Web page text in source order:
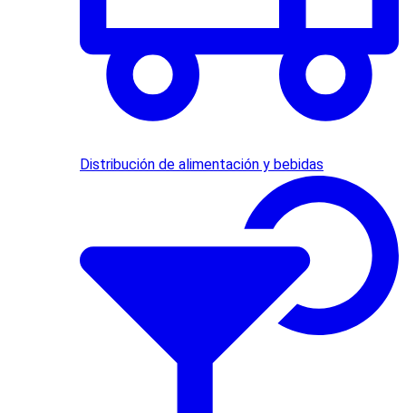
Distribución de alimentación y bebidas